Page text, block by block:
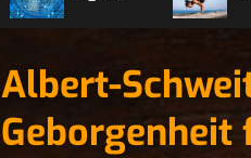
Albert-
Geborgenheit